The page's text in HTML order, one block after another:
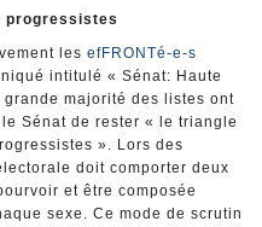
progressistes
les efFRONTé-e-s
intitulé « Sénat: Haute
majorité des listes ont
Sénat de rester « le triangle
». Lors des
doit comporter deux
et être composée
sexe. Ce mode de scrutin